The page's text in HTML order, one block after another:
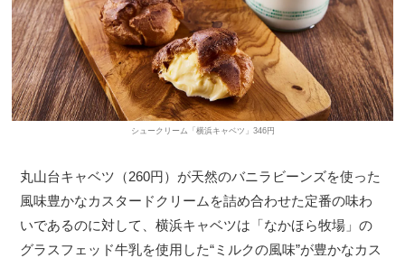
シュークリーム「横浜キャベツ」346円
丸山台キャベツ（260円）が天然のバニラビーンズを使った
風味豊かなカスタードクリームを詰め合わせた定番の味わ
いであるのに対して、横浜キャベツは「なかほら牧場」の
グラスフェッド牛乳を使用した“ミルクの風味”が豊かなカス